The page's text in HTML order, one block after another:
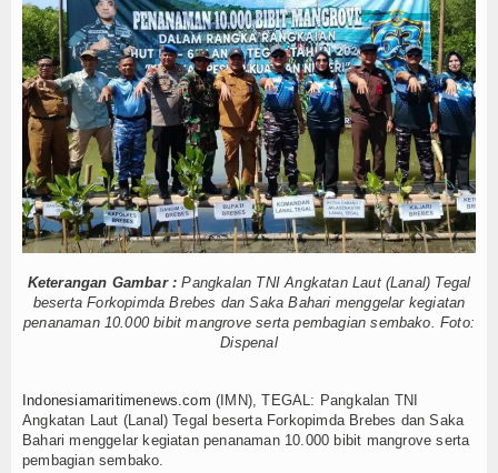
Hankam
Hukum
Internasional
Kelautan dan Perikanan
Kesehatan
Khazanah
Logistik
Nasional
News
Pimpin Pemotongan Baja Pertama
KKP Terapkan Mekanisme Berlapis
Lancar dan Sukses
Menhan RI, Panglima TNI dan Kepala Staf Angkatan
Getarkan Laut Dabo Singkep
Hajat dan Santuni Anak Yatim
Kampung Nelayan Merah Putih
Canggih KRI Golok-688
Sun Disergap KRI Kerambit-627
Pimpin Pemotongan Baja Pertama
KKP Terapkan Mekanisme Berlapis
Getarkan Laut Dabo Singkep
Hajat dan Santuni Anak Yatim
Kampung Nelayan Merah Putih
Keterangan Gambar : Pangkalan TNI Angkatan Laut (Lanal) Tegal
beserta Forkopimda Brebes dan Saka Bahari menggelar kegiatan
penanaman 10.000 bibit mangrove serta pembagian sembako. Foto:
Dispenal
Indonesiamaritimenews.com (IMN), TEGAL: Pangkalan TNI
Angkatan Laut (Lanal) Tegal beserta Forkopimda Brebes dan Saka
Bahari menggelar kegiatan penanaman 10.000 bibit mangrove serta
pembagian sembako.